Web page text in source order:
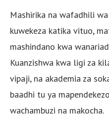
Mashirika na wafadhili
kuwekeza katika vituo,
mashindano kwa
Kuanzishwa kwa ligi za
vipaji, na akademia za
baadhi tu ya
wachambuzi na makocha.